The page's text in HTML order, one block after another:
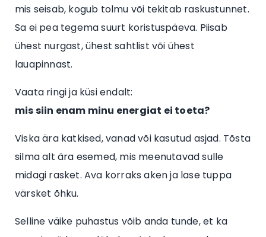
mis seisab, kogub tolmu või tekitab raskustunnet.
Sa ei pea tegema suurt koristuspäeva. Piisab
ühest nurgast, ühest sahtlist või ühest
lauapinnast.
Vaata ringi ja küsi endalt:
mis siin enam minu energiat ei toeta?
Viska ära katkised, vanad või kasutud asjad. Tõsta
silma alt ära esemed, mis meenutavad sulle
midagi rasket. Ava korraks aken ja lase tuppa
värsket õhku.
Selline väike puhastus võib anda tunde, et ka